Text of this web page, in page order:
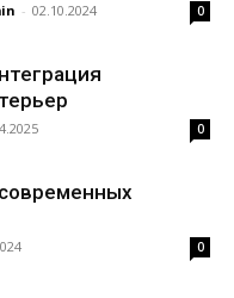
- 02.10.2024 0
0
0